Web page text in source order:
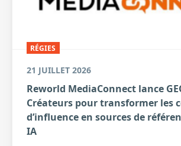
RÉGIES
21 JUILLET 2026
Reworld MediaConnect lance
Créateurs pour transformer les
d’influence en sources de
IA